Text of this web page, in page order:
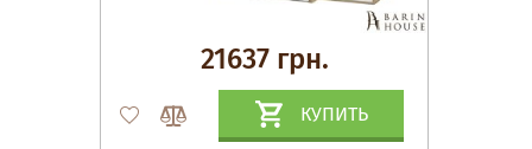
21637 грн.
КУПИТЬ